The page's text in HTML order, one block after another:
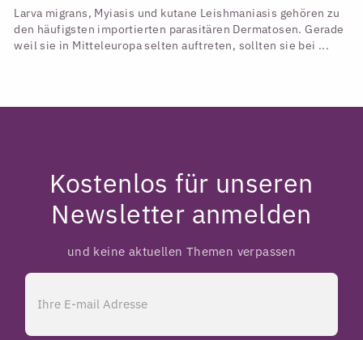
Larva migrans, Myiasis und kutane Leishmaniasis gehören zu
den häufigsten importierten parasitären Dermatosen. Gerade
weil sie in Mitteleuropa selten auftreten, sollten sie bei ...
Kostenlos für unseren
Newsletter anmelden
und keine aktuellen Themen verpassen